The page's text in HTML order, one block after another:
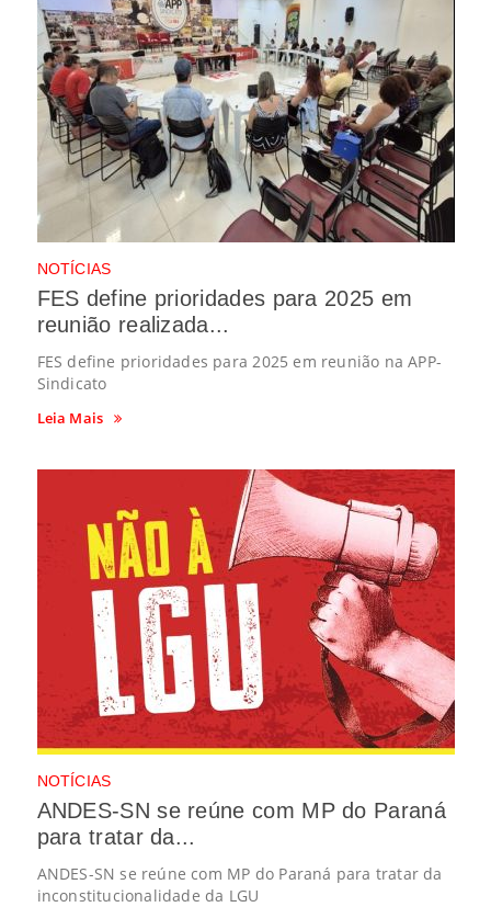
NOTÍCIAS
FES define prioridades para 2025 em
reunião realizada...
FES define prioridades para 2025 em reunião na APP-
Sindicato
Leia Mais
NOTÍCIAS
ANDES-SN se reúne com MP do Paraná
para tratar da...
ANDES-SN se reúne com MP do Paraná para tratar da
inconstitucionalidade da LGU